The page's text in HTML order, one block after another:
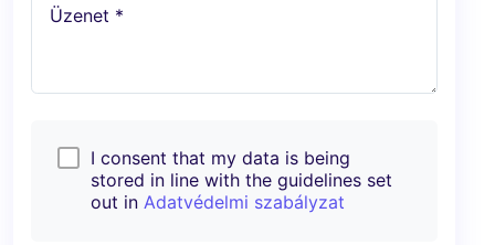
Üzenet *
I consent that my data is being
stored in line with the guidelines set
out in Adatvédelmi szabályzat